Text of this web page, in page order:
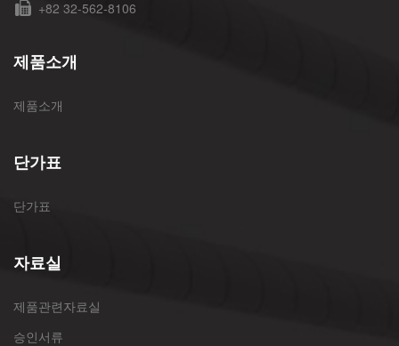
+82 32-562-8106
제품소개
제품소개
단가표
단가표
자료실
제품관련자료실
승인서류